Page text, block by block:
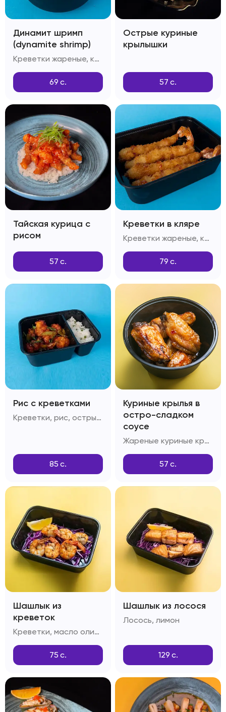
Динамит шримп
(dynamite shrimp)
Креветки жареные, кляр Темпура, соус Динамит, зелень
69 с.
Острые куриные
крылышки
57 с.
Тайская курица с
рисом
57 с.
Креветки в кляре
Креветки жареные, кляр Темпура, сухари Панко
79 с.
Рис с креветками
Креветки, рис, острый перец, лук репчатый, фирменный соус для креветок с рисом
85 с.
Куриные крылья в
остро-сладком
соусе
Жареные куриные крылья, соус Свит-чили, соус Ширачи
57 с.
Шашлык из
креветок
Креветки, масло оливковое, чеснок, тимьян
75 с.
Шашлык из лосося
Лосось, лимон
129 с.